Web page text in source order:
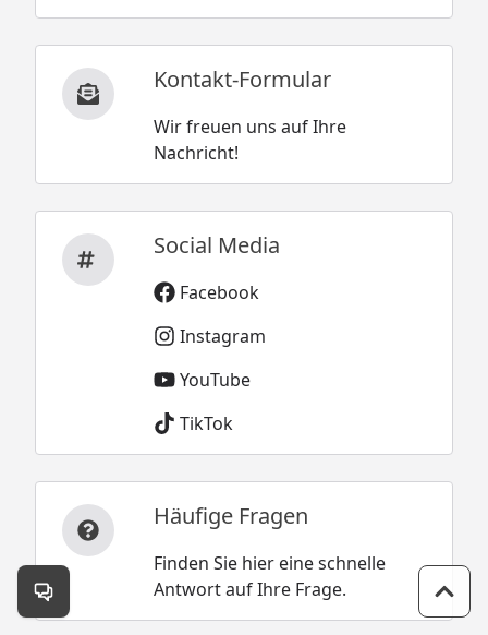
Kontakt-Formular
Wir freuen uns auf Ihre
Nachricht!
Social Media
Facebook
Instagram
YouTube
TikTok
Häufige Fragen
Finden Sie hier eine schnelle
Antwort auf Ihre Frage.
Kontakt öffnen